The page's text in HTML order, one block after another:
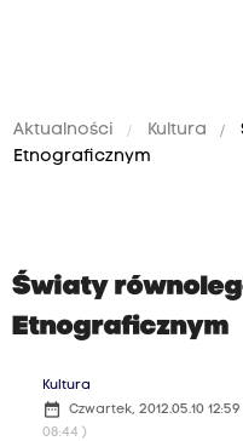
Aktualności Kultura
Etnograficznym
Światy
Etnograficznym
Kultura
date_range Czwartek, 2012.05.10 12:59
08:44 )